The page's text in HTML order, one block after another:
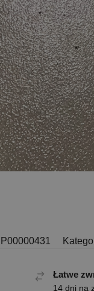
P00000431
Łatwe
14 dni na